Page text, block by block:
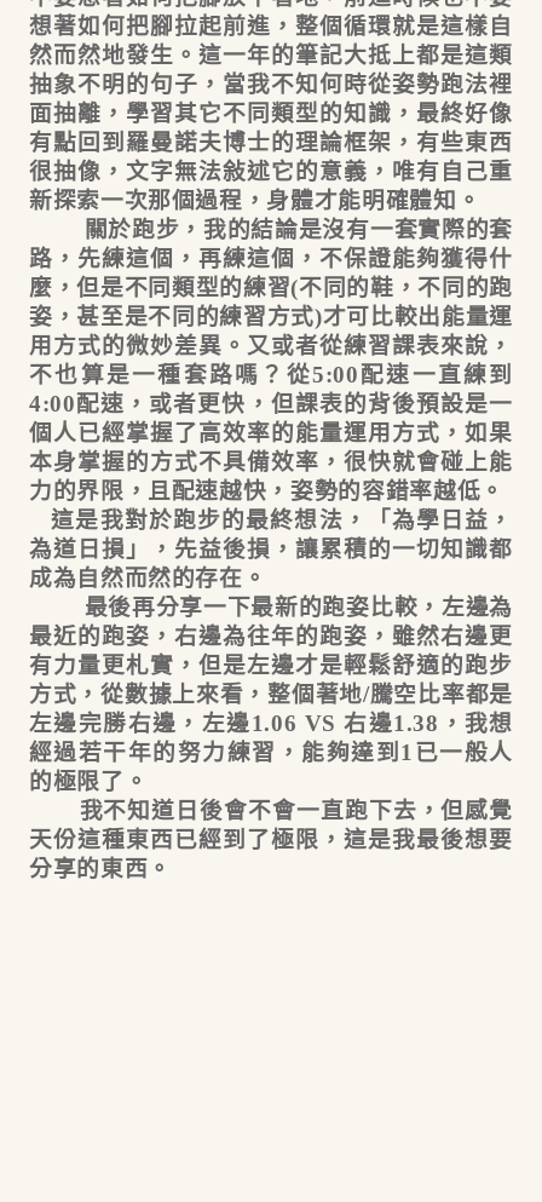
想著如何把腳拉起前進，整個循環就是這樣自
然而然地發生。這一年的筆記大抵上都是這類
抽象不明的句子，當我不知何時從姿勢跑法裡
面抽離，學習其它不同類型的知識，最終好像
有點回到羅曼諾夫博士的理論框架，有些東西
很抽像，文字無法敍述它的意義，唯有自己重
新探索一次那個過程，身體才能明確體知。
關於跑步，我的結論是沒有一套實際的套
路，先練這個，再練這個，不保證能夠獲得什
麼，但是不同類型的練習(不同的鞋，不同的跑
姿，甚至是不同的練習方式)才可比較出能量運
用方式的微妙差異。又或者從練習課表來說，
不也算是一種套路嗎？從5:00配速一直練到
4:00配速，或者更快，但課表的背後預設是一
個人已經掌握了高效率的能量運用方式，如果
本身掌握的方式不具備效率，很快就會碰上能
力的界限，且配速越快，姿勢的容錯率越低。
這是我對於跑步的最終想法，「為學日益，
為道日損」，先益後損，讓累積的一切知識都
成為自然而然的存在。
最後再分享一下最新的跑姿比較，左邊為
最近的跑姿，右邊為往年的跑姿，雖然右邊更
有力量更札實，但是左邊才是輕鬆舒適的跑步
方式，從數據上來看，整個著地/騰空比率都是
左邊完勝右邊，左邊1.06 VS 右邊1.38，我想
經過若干年的努力練習，能夠達到1已一般人
的極限了。
我不知道日後會不會一直跑下去，但感覺
天份這種東西已經到了極限，這是我最後想要
分享的東西。